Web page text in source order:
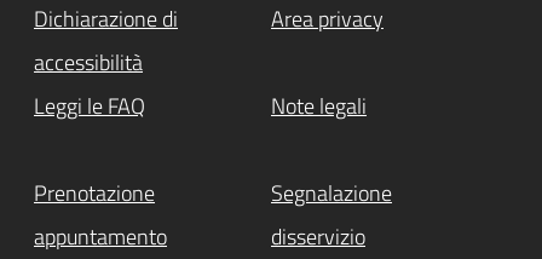
Dichiarazione di
accessibilità
Area privacy
Leggi le FAQ Note legali
Prenotazione
appuntamento
Segnalazione
disservizio